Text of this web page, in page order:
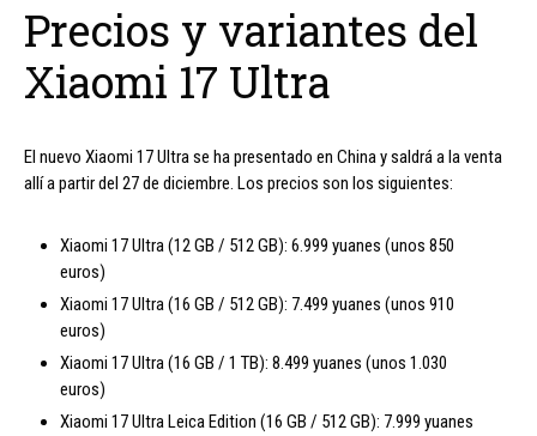
Precios y variantes del
Xiaomi 17 Ultra
El nuevo Xiaomi 17 Ultra se ha presentado en China y saldrá a la venta
allí a partir del 27 de diciembre. Los precios son los siguientes:
Xiaomi 17 Ultra (12 GB / 512 GB): 6.999 yuanes (unos 850
euros)
Xiaomi 17 Ultra (16 GB / 512 GB): 7.499 yuanes (unos 910
euros)
Xiaomi 17 Ultra (16 GB / 1 TB): 8.499 yuanes (unos 1.030
euros)
Xiaomi 17 Ultra Leica Edition (16 GB / 512 GB): 7.999 yuanes